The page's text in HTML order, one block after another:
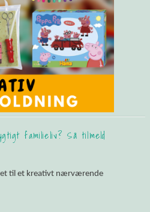
familieliv? Så tilmeld
til et kreativt nærværende